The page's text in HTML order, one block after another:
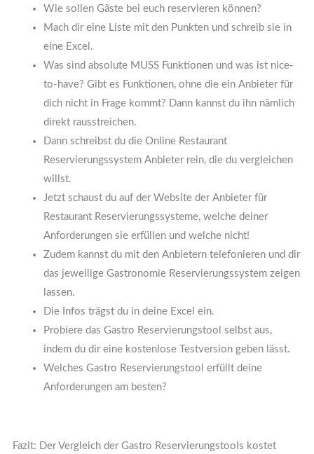
Wie sollen Gäste bei euch reservieren können?
Mach dir eine Liste mit den Punkten und schreib sie in
eine Excel.
Was sind absolute MUSS Funktionen und was ist nice-
to-have? Gibt es Funktionen, ohne die ein Anbieter für
dich nicht in Frage kommt? Dann kannst du ihn nämlich
direkt rausstreichen.
Dann schreibst du die Online Restaurant
Reservierungssystem Anbieter rein, die du vergleichen
willst.
Jetzt schaust du auf der Website der Anbieter für
Restaurant Reservierungssysteme, welche deiner
Anforderungen sie erfüllen und welche nicht!
Zudem kannst du mit den Anbietern telefonieren und dir
das jeweilige Gastronomie Reservierungssystem zeigen
lassen.
Die Infos trägst du in deine Excel ein.
Probiere das Gastro Reservierungstool selbst aus,
indem du dir eine kostenlose Testversion geben lässt.
Welches Gastro Reservierungstool erfüllt deine
Anforderungen am besten?
Fazit: Der Vergleich der Gastro Reservierungstools kostet